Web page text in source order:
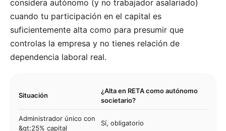
considera autónomo (y no trabajador asalariado)
cuando tu participación en el capital es
suficientemente alta como para presumir que
controlas la empresa y no tienes relación de
dependencia laboral real.
Situación
¿Alta en RETA como autónomo
societario?
Administrador único con
&gt;25% capital
Sí, obligatorio